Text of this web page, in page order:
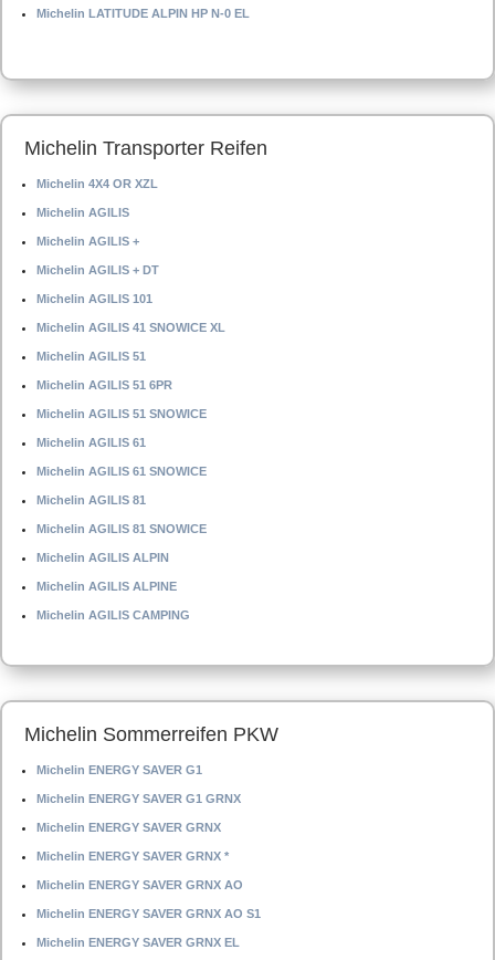
Michelin LATITUDE ALPIN HP N-0 EL
Michelin Transporter Reifen
Michelin 4X4 OR XZL
Michelin AGILIS
Michelin AGILIS +
Michelin AGILIS + DT
Michelin AGILIS 101
Michelin AGILIS 41 SNOWICE XL
Michelin AGILIS 51
Michelin AGILIS 51 6PR
Michelin AGILIS 51 SNOWICE
Michelin AGILIS 61
Michelin AGILIS 61 SNOWICE
Michelin AGILIS 81
Michelin AGILIS 81 SNOWICE
Michelin AGILIS ALPIN
Michelin AGILIS ALPINE
Michelin AGILIS CAMPING
Michelin Sommerreifen PKW
Michelin ENERGY SAVER G1
Michelin ENERGY SAVER G1 GRNX
Michelin ENERGY SAVER GRNX
Michelin ENERGY SAVER GRNX *
Michelin ENERGY SAVER GRNX AO
Michelin ENERGY SAVER GRNX AO S1
Michelin ENERGY SAVER GRNX EL